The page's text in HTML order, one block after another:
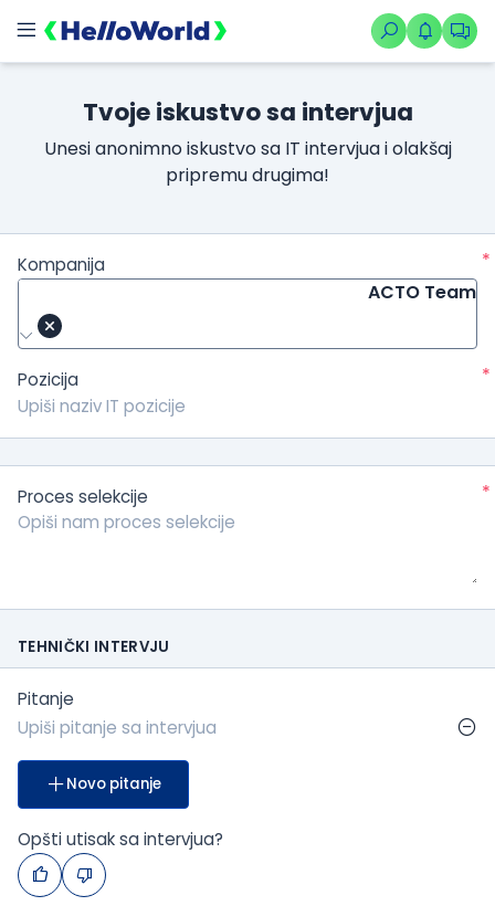
Tvoje iskustvo sa intervjua
Unesi anonimno iskustvo sa IT intervjua i olakšaj
pripremu drugima!
Kompanija
*
ACTO Team
Pozicija *
Proces selekcije *
TEHNIČKI INTERVJU
Pitanje
Novo pitanje
Opšti utisak sa intervjua?